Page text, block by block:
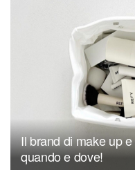
Il brand di make up
quando e dove!